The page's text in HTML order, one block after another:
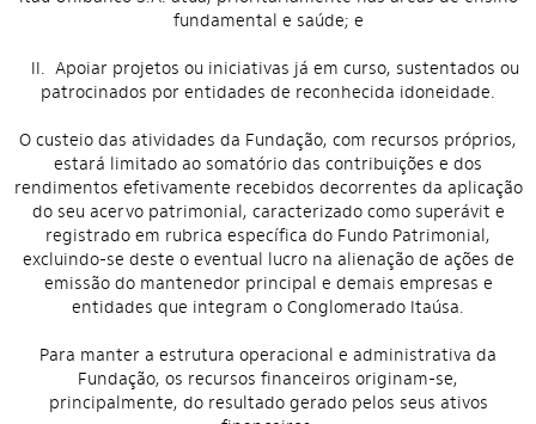
fundamental e saúde; e
II. Apoiar projetos ou iniciativas já em curso, sustentados ou
patrocinados por entidades de reconhecida idoneidade.
O custeio das atividades da Fundação, com recursos próprios,
estará limitado ao somatório das contribuições e dos
rendimentos efetivamente recebidos decorrentes da aplicação
do seu acervo patrimonial, caracterizado como superávit e
registrado em rubrica específica do Fundo Patrimonial,
excluindo-se deste o eventual lucro na alienação de ações de
emissão do mantenedor principal e demais empresas e
entidades que integram o Conglomerado Itaúsa.
Para manter a estrutura operacional e administrativa da
Fundação, os recursos financeiros originam-se,
principalmente, do resultado gerado pelos seus ativos